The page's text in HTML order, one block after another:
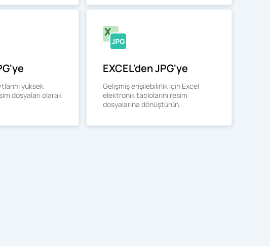
yüksek
dosyaları olarak
EXCEL'den JPG'ye
Gelişmiş erişilebilirlik için Excel
elektronik tablolarını resim
dosyalarına dönüştürün.